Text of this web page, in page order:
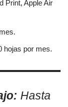
Print, Apple Air
hojas por mes.
Hasta